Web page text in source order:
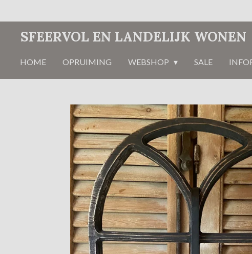
hoofdinhoud
SFEERVOL EN LANDELIJK WONEN
HOME OPRUIMING WEBSHOP SALE